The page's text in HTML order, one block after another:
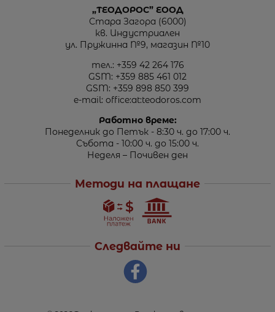
„ТЕОДОРОС” ЕООД
Стара Загора (6000)
кв. Индустриален
ул. Пружинна №9, магазин №10
тел.: +359 42 264 176
GSM: +359 885 461 012
GSM: +359 898 850 399
e-mail: office:at:teodoros.com
Работно време:
Понеделник до Петък - 8:30 ч. до 17:00 ч.
Събота - 10:00 ч. до 15:00 ч.
Неделя – Почивен ден
Методи на плащане
Следвайте ни